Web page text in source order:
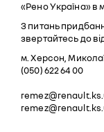
«Рено Україна» в
З питань
звертайтесь до
м. Херсон,
(050) 622 64 00